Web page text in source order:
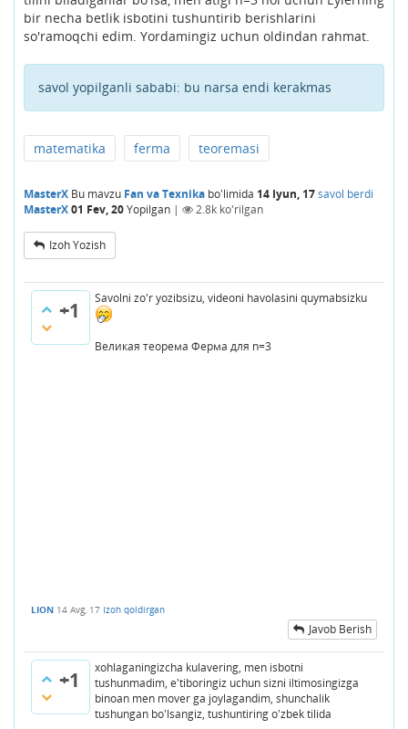
bir necha betlik isbotini tushuntirib berishlarini
so'ramoqchi edim. Yordamingiz uchun oldindan rahmat.
savol yopilganli sababi: bu narsa endi kerakmas
matematika ferma teoremasi
MasterX Bu mavzu Fan va Texnika bo'limida 14 Iyun, 17savol berdi
MasterX01 Fev, 20Yopilgan | 2.8k ko'rilgan
Izoh Yozish
+1
Savolni zo'r yozibsizu, videoni havolasini quymabsizku
Великая теорема Ферма для n=3
LION 14 Avg, 17 Izoh qoldirgan
Javob Berish
+1
xohlaganingizcha kulavering, men isbotni
tushunmadim, e'tiboringiz uchun sizni iltimosingizga
binoan men mover ga joylagandim, shunchalik
tushungan bo'lsangiz, tushuntiring o'zbek tilida